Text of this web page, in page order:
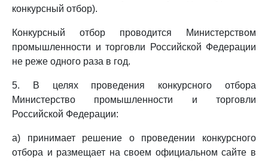
конкурсный отбор).
Конкурсный отбор проводится Министерством
промышленности и торговли Российской Федерации
не реже одного раза в год.
5. В целях проведения конкурсного отбора
Министерство промышленности и торговли
Российской Федерации:
а) принимает решение о проведении конкурсного
отбора и размещает на своем официальном сайте в